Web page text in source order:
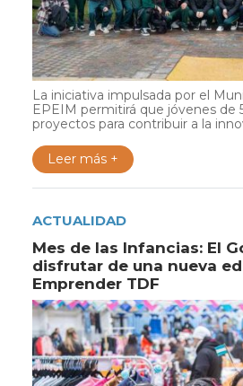
La iniciativa impulsada por el
EPEIM permitirá que jóvenes de
proyectos para contribuir a la
Leer más +
ACTUALIDAD
Mes de las Infancias: El
disfrutar de una nueva
Emprender TDF